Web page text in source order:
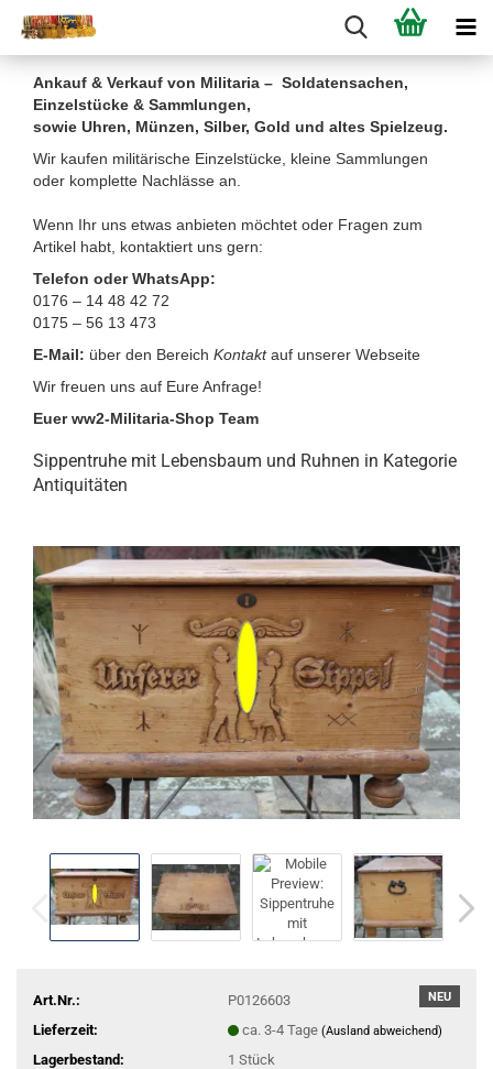
Ankauf & Verkauf von Militaria – Soldatensachen,
Einzelstücke & Sammlungen,
sowie Uhren, Münzen, Silber, Gold und altes Spielzeug.
Wir kaufen militärische Einzelstücke, kleine Sammlungen
oder komplette Nachlässe an.
Wenn Ihr uns etwas anbieten möchtet oder Fragen zum
Artikel habt, kontaktiert uns gern:
Telefon oder WhatsApp:
0176 – 14 48 42 72
0175 – 56 13 473
E-Mail: über den Bereich Kontakt auf unserer Webseite
Wir freuen uns auf Eure Anfrage!
Euer ww2-Militaria-Shop Team
Sippentruhe mit Lebensbaum und Ruhnen in Kategorie
Antiquitäten
NEU
Art.Nr.:
P0126603
Lieferzeit:
ca. 3-4 Tage (Ausland abweichend)
Lagerbestand: 1 Stück